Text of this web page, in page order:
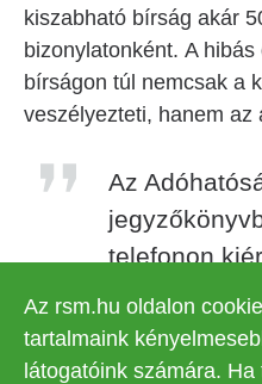
kiszabható bírság akár
bizonylatonként. A
bírságon túl nemcsak a
veszélyezteti, hanem az
Az
telefonon
esetben
adózó
Az rsm.hu oldalon
tartalmaink
látogatóink számára.